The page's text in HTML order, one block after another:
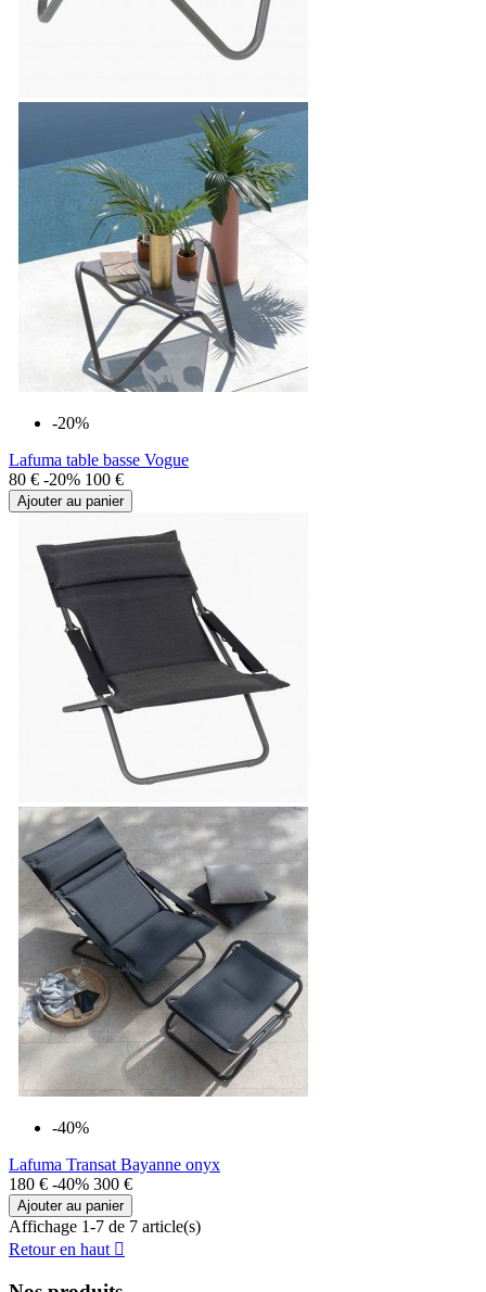
-20%
Lafuma table basse Vogue
80 € -20% 100 €
Ajouter au panier
-40%
Lafuma Transat Bayanne onyx
180 € -40% 300 €
Ajouter au panier
Affichage 1-7 de 7 article(s)
Retour en haut 